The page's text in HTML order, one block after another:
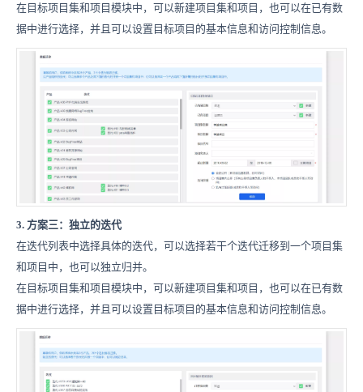
在目标项目集和项目模块中，可以新建项目集和项目，也可以在已有数
据中进行选择，并且可以设置目标项目的基本信息和访问控制信息。
3. 方案三：独立的迭代
在迭代列表中选择具体的迭代，可以选择若干个迭代迁移到一个项目集
和项目中，也可以独立归并。
在目标项目集和项目模块中，可以新建项目集和项目，也可以在已有数
据中进行选择，并且可以设置目标项目的基本信息和访问控制信息。